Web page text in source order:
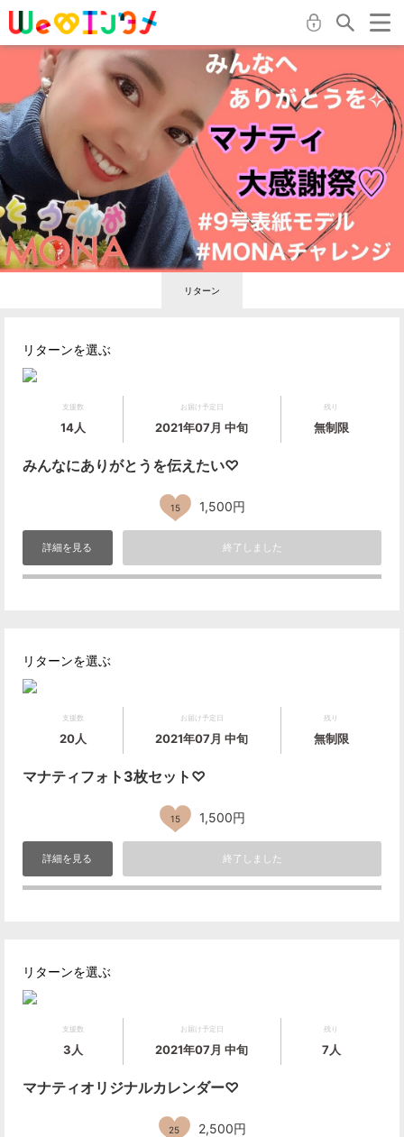
リターン
リターンを選ぶ
支援数
14人
お届け予定日
2021年07月 中旬
残り
無制限
みんなにありがとうを伝えたい♡
15 1,500円
詳細を見る 終了しました
リターンを選ぶ
支援数
20人
お届け予定日
2021年07月 中旬
残り
無制限
マナティフォト3枚セット♡
15 1,500円
詳細を見る 終了しました
リターンを選ぶ
支援数
3人
お届け予定日
2021年07月 中旬
残り
7人
マナティオリジナルカレンダー♡
25 2,500円